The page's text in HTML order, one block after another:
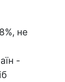
не
-